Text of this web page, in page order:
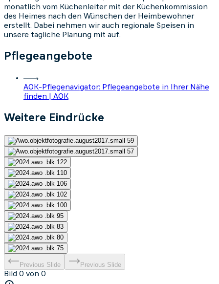
monatlich vom Küchenleiter mit der Küchenkommission
des Heimes nach den Wünschen der Heimbewohner
erstellt. Dabei nehmen wir auch regionale Speisen in
unsere tägliche Planung mit auf.
Pflegeangebote
AOK-Pflegenavigator: Pflegeangebote in Ihrer Nähe
finden | AOK
Weitere Eindrücke
Previous Slide Previous Slide
Bild 0 von 0